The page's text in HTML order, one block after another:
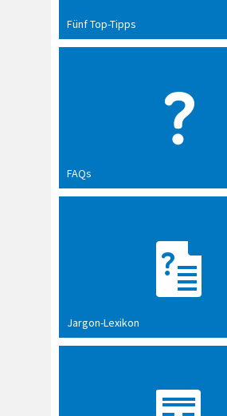
Fünf Top-Tipps
FAQs
Jargon-Lexikon